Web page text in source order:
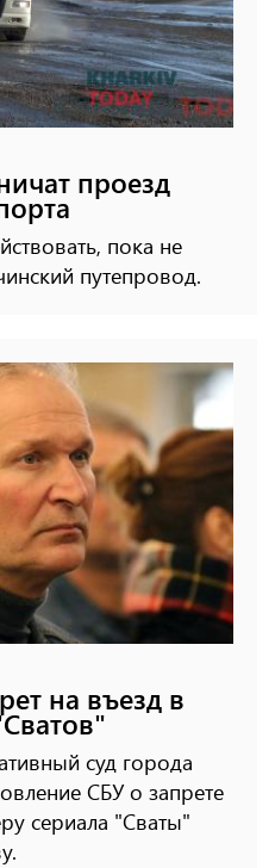
проезд
пока не
путепровод.
на въезд в
суд города
СБУ о запрете
сериала "Сваты"